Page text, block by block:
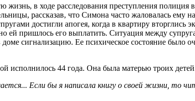
жизнь, в ходе расследования преступления
рассказав, что Симона часто жаловалась
достигли апогея, когда в квартиру
ей пришлось его выплатить. Ситуация между
доме сигнализацию. Ее психическое состояние
исполнилось 44 года. Она была матерью троих
Если бы я написала книгу о своей жизни, то